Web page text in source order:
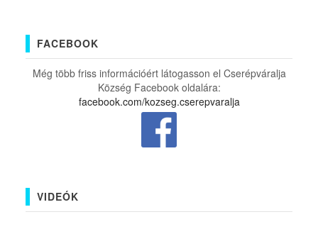
FACEBOOK
Még több friss információért látogasson el Cserépváralja
Község Facebook oldalára:
facebook.com/kozseg.cserepvaralja
VIDEÓK